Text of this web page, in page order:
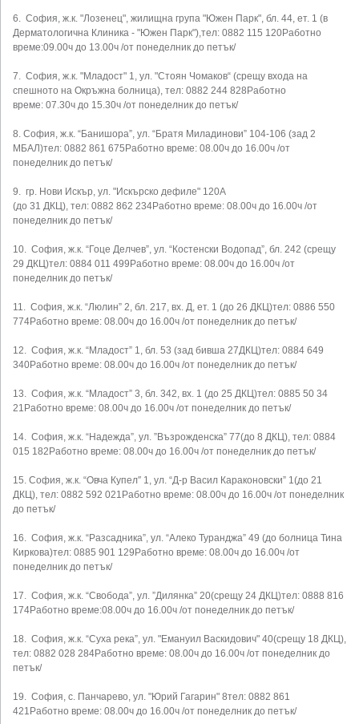
6. София, ж.к. "Лозенец", жилищна група "Южен Парк", бл. 44, ет. 1 (в
Дерматологична Клиника - "Южен Парк"),тел: 0882 115 120Работно
време:09.00ч до 13.00ч /от понеделник до петък/
7. София, ж.к. "Младост" 1, ул. "Стоян Чомаков“ (срещу входа на
спешното на Окръжна болница), тел: 0882 244 828Работно
време: 07.30ч до 15.30ч /от понеделник до петък/
8. София, ж.к. “Банишора”, ул. “Братя Миладинови” 104-106 (зад 2
МБАЛ)тел: 0882 861 675Работно време: 08.00ч до 16.00ч /от
понеделник до петък/
9. гр. Нови Искър, ул. "Искърско дефиле" 120А
(до 31 ДКЦ), тел: 0882 862 234Работно време: 08.00ч до 16.00ч /от
понеделник до петък/
10. София, ж.к. “Гоце Делчев”, ул. “Костенски Водопад”, бл. 242 (срещу
29 ДКЦ)тел: 0884 011 499Работно време: 08.00ч до 16.00ч /от
понеделник до петък/
11. София, ж.к. “Люлин” 2, бл. 217, вх. Д, ет. 1 (до 26 ДКЦ)тел: 0886 550
774Работно време: 08.00ч до 16.00ч /от понеделник до петък/
12. София, ж.к. “Младост” 1, бл. 53 (зад бивша 27ДКЦ)тел: 0884 649
340Работно време: 08.00ч до 16.00ч /от понеделник до петък/
13. София, ж.к. “Младост” 3, бл. 342, вх. 1 (до 25 ДКЦ)тел: 0885 50 34
21Работно време: 08.00ч до 16.00ч /от понеделник до петък/
14. София, ж.к. “Надежда”, ул. ”Възрожденска” 77(до 8 ДКЦ), тел: 0884
015 182Работно време: 08.00ч до 16.00ч /от понеделник до петък/
15. София, ж.к. “Овча Купел″ 1, ул. “Д-р Васил Караконовски” 1(до 21
ДКЦ), тел: 0882 592 021Работно време: 08.00ч до 16.00ч /от понеделник
до петък/
16. София, ж.к. “Разсадника”, ул. “Алеко Туранджа” 49 (до болница Тина
Киркова)тел: 0885 901 129Работно време: 08.00ч до 16.00ч /от
понеделник до петък/
17. София, ж.к. “Свобода”, ул. ”Дилянка” 20(срещу 24 ДКЦ)тел: 0888 816
174Работно време:08.00ч до 16.00ч /от понеделник до петък/
18. София, ж.к. “Суха река”, ул. "Емануил Васкидович" 40(срещу 18 ДКЦ),
тел: 0882 028 284Работно време: 08.00ч до 16.00ч /от понеделник до
петък/
19. София, с. Панчарево, ул. "Юрий Гагарин" 8тел: 0882 861
421Работно време: 08.00ч до 16.00ч /от понеделник до петък/